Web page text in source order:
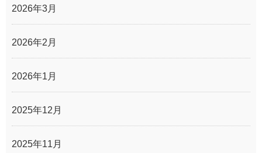
2026年3月
2026年2月
2026年1月
2025年12月
2025年11月